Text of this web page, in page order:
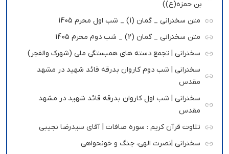
بن حمزه(ع))
متن سخنرانی _ گمان (1) _ شب اول محرم 1405
متن سخنرانی _ گمان (2) _ شب دوم محرم 1405
سخنرانی | تجمع دسته های همبستگی ملی (شهرک والفجر)
سخنرانی | شب دوم کاروان بدرقه قائد شهید در مشهد
مقدس
سخنرانی | شب اول کاروان بدرقه قائد شهید در مشهد
مقدس
تلاوت قرآن کریم : سوره صافات | آقای سیدرضا نجیبی
سخنرانی |نصرت الهی، جنگ و خونحواهی